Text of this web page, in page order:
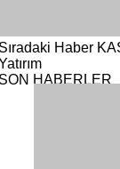
Haber
HABERLER